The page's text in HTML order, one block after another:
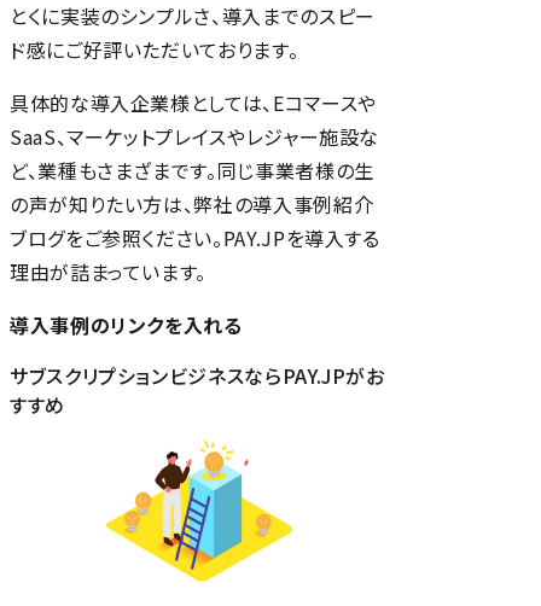
とくに実装のシンプルさ、導入までのスピー
ド感にご好評いただいております。
具体的な導入企業様としては、Eコマースや
SaaS、マーケットプレイスやレジャー施設な
ど、業種もさまざまです。同じ事業者様の生
の声が知りたい方は、弊社の導入事例紹介
ブログをご参照ください。PAY.JPを導入する
理由が詰まっています。
導入事例のリンクを入れる
サブスクリプションビジネスならPAY.JPがお
すすめ